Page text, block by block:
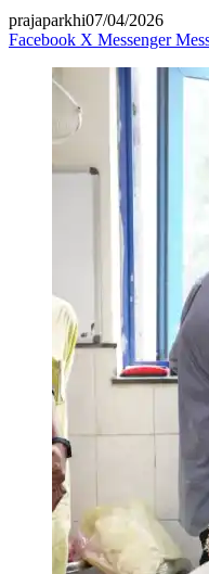
prajaparkhi07/04/2026
Facebook X Messenger